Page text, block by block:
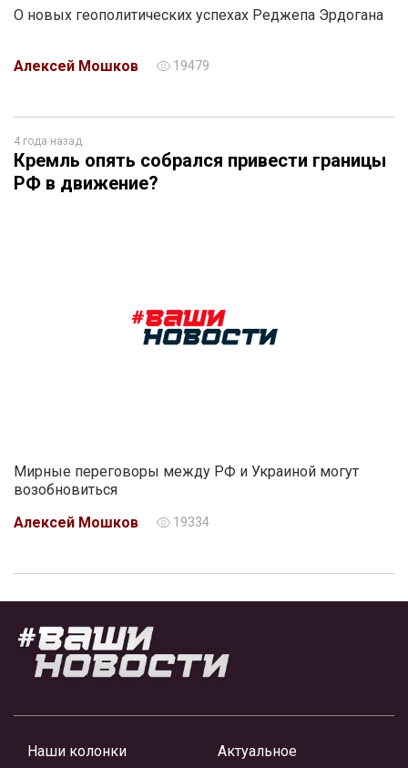
О новых геополитических успехах Реджепа Эрдогана
Алексей Мошков 19479
4 года назад
Кремль опять собрался привести границы
РФ в движение?
Мирные переговоры между РФ и Украиной могут
возобновиться
Алексей Мошков
19334
Наши колонки
Актуальное